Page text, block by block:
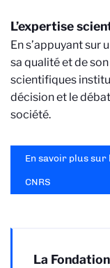
L’expertise
En s’appuyant sur
sa qualité et de
scientifiques
décision et le
société.
En savoir plus
CNRS
La